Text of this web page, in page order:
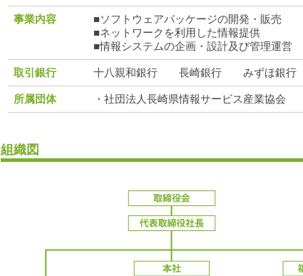
事業内容
ソフトウェアパッケージの開発・販売
ネットワークを利用した情報提供
情報システムの企画・設計及び管理運営
取引銀行 十八親和銀行 長崎銀行 みずほ銀行
所属団体 ・社団法人長崎県情報サービス産業協
組織図